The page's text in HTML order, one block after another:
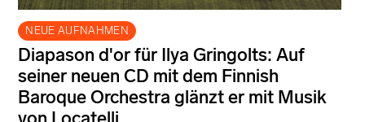
NEUE AUFNAHMEN
Diapason d'or für Ilya Gringolts: Auf
seiner neuen CD mit dem Finnish
Baroque Orchestra glänzt er mit Musik